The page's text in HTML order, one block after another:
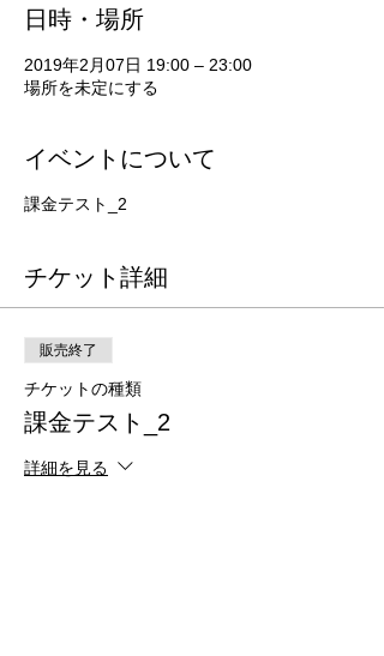
日時・場所
2019年2月07日 19:00 – 23:00
場所を未定にする
イベントについて
課金テスト_2
チケット詳細
販売終了
チケットの種類
課金テスト_2
詳細を見る